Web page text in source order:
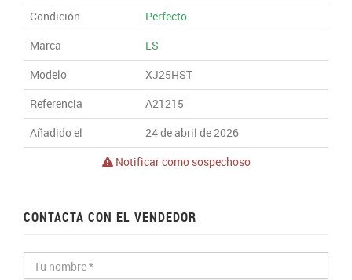
Condición
Perfecto
Marca
LS
Modelo
XJ25HST
Referencia
A21215
Añadido el
24 de abril de 2026
Notificar como sospechoso
CONTACTA CON EL VENDEDOR